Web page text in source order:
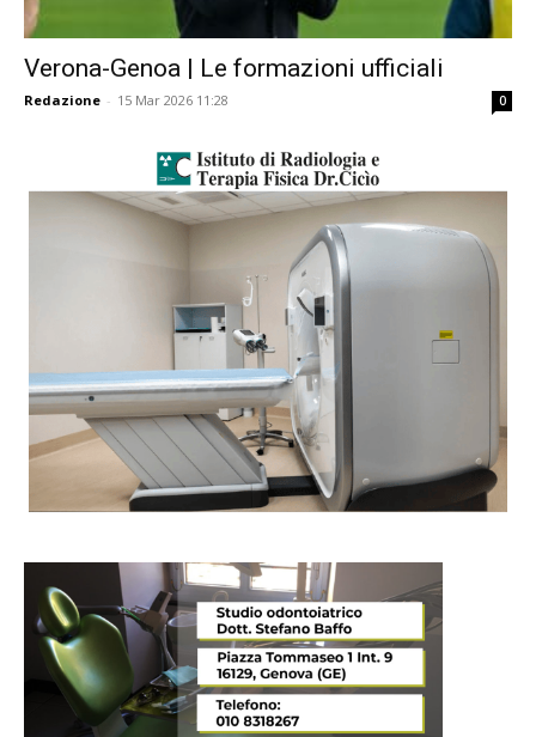
Verona-Genoa | Le formazioni ufficiali
Redazione - 15 Mar 2026 11:28 0